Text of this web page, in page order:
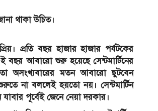
থাকা উচিত।
প্রতি বছর হাজার হাজার পর্যটকের
বছর আবারো শুরু হয়েছে সেন্টমার্টিনের
অসংখ্যবারের মতন আবারো ছুটবেন
শুরুতে না বললেই হয়তো নয়। সেন্টমার্টিন
পূর্বেই জেনে নেয়া দরকার।